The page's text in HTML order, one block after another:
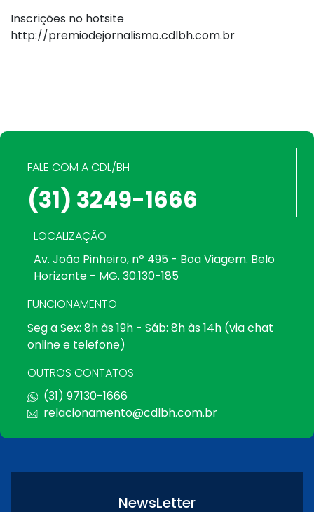
Inscrições no hotsite
http://premiodejornalismo.cdlbh.com.br
FALE COM A CDL/BH
(31) 3249-1666
LOCALIZAÇÃO
Av. João Pinheiro, nº 495 - Boa Viagem. Belo
Horizonte - MG. 30.130-185
FUNCIONAMENTO
Seg a Sex: 8h às 19h - Sáb: 8h às 14h (via chat
online e telefone)
OUTROS CONTATOS
(31) 97130-1666
relacionamento@cdlbh.com.br
NewsLetter